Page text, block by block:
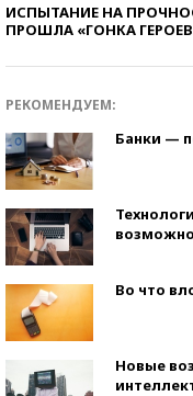
ИСПЫТАНИЕ НА
ПРОШЛА «ГОНКА
РЕКОМЕНДУЕМ:
Банки —
Во что
Новые